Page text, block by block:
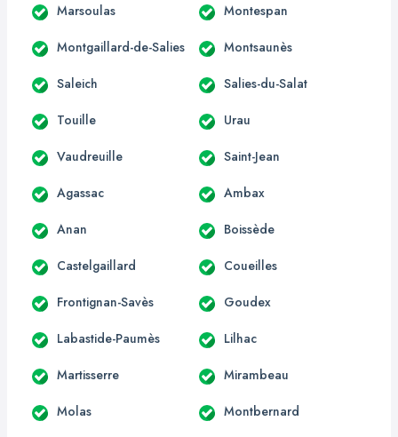
Marsoulas Montespan
Montgaillard-de-Salies Montsaunès
Saleich Salies-du-Salat
Touille Urau
Vaudreuille Saint-Jean
Agassac Ambax
Anan Boissède
Castelgaillard Coueilles
Frontignan-Savès Goudex
Labastide-Paumès Lilhac
Martisserre Mirambeau
Molas Montbernard